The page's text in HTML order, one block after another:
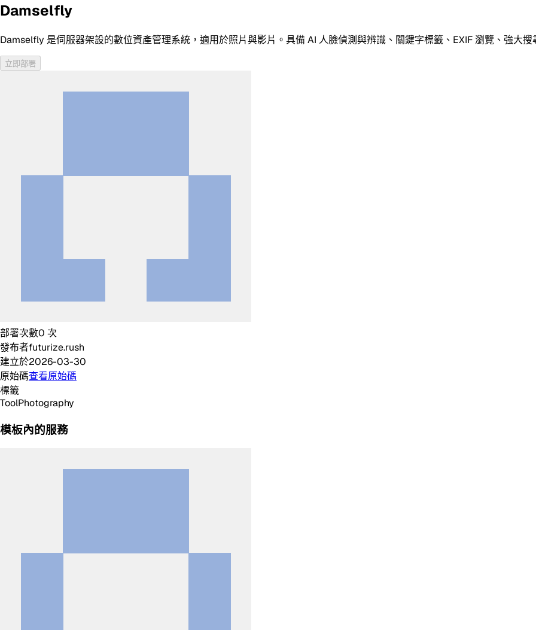
Damselfly
Damselfly 是伺服器架設的數位資產管理系統，適用於照片與影片。具備 AI 人臉偵測與辨識、關鍵字標籤、EXIF 瀏覽、強大
立即部署
部署次數0 次
發布者futurize.rush
建立於2026-03-30
原始碼查看原始碼
標籤
ToolPhotography
模板內的服務